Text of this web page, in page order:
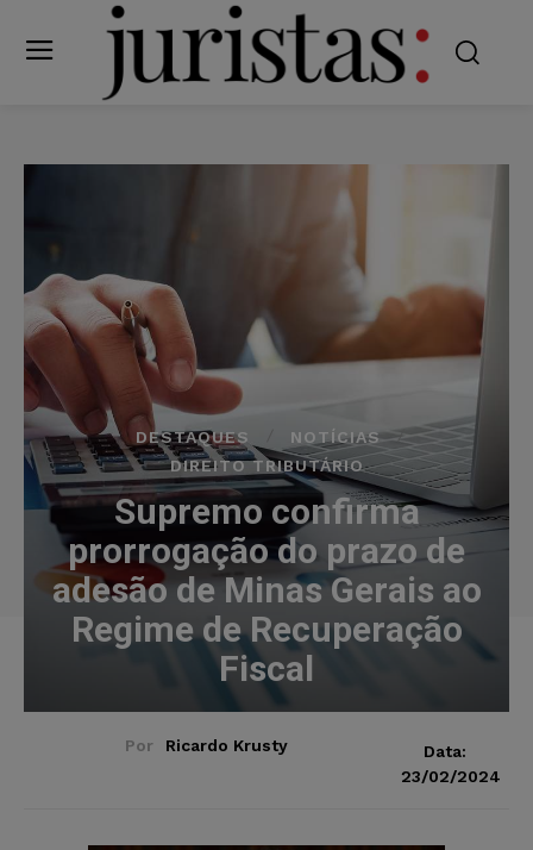
DESTAQUES
NOTÍCIAS
DIREITO TRIBUTÁRIO
Supremo confirma
prorrogação do prazo de
adesão de Minas Gerais ao
Regime de Recuperação
Fiscal
Por Ricardo Krusty
Data:
23/02/2024